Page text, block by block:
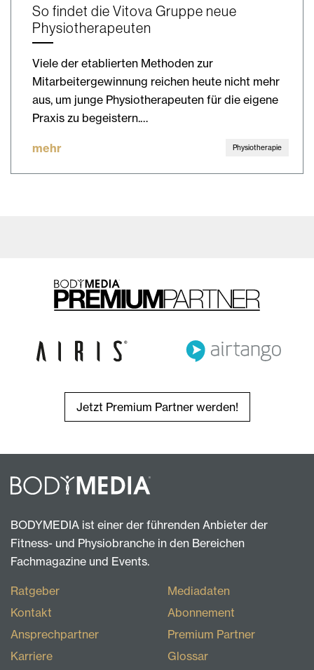
So findet die Vitova Gruppe neue
Physiotherapeuten
Viele der etablierten Methoden zur
Mitarbeitergewinnung reichen heute nicht mehr
aus, um junge Physiotherapeuten für die eigene
Praxis zu begeistern.…
mehr Physiotherapie
Jetzt Premium Partner werden!
BODYMEDIA ist einer der führenden Anbieter der
Fitness- und Physiobranche in den Bereichen
Fachmagazine und Events.
Ratgeber
Kontakt
Ansprechpartner
Karriere
Mediadaten
Abonnement
Premium Partner
Glossar